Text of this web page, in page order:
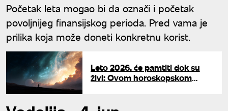
Početak leta mogao bi da označi i početak
povoljnijeg finansijskog perioda. Pred vama je
prilika koja može doneti konkretnu korist.
Leto 2026. će pamtiti dok su
živi: Ovom horoskopskom